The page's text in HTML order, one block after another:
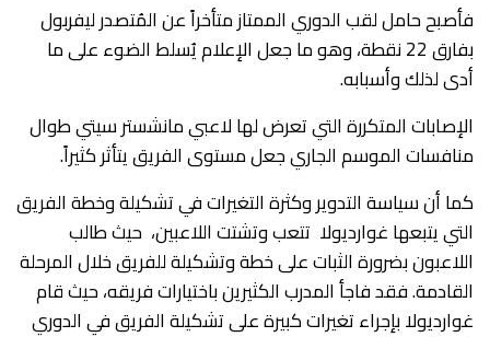
فأصبح حامل لقب الدوري الممتاز متأخراً عن المُتصدر ليفربول
بفارق 22 نقطة، وهو ما جعل الإعلام يُسلط الضوء على ما
أدى لذلك وأسبابه.
الإصابات المتكررة التي تعرض لها لاعبي مانشستر سيتي طوال
منافسات الموسم الجاري جعل مستوى الفريق يتأثر كثيراً.
كما أن سياسة التدوير وكثرة التغيرات في تشكيلة وخطة الفريق
التي يتبعها غوارديولا تتعب وتشتت اللاعبين، حيث طالب
اللاعبون بضرورة الثبات على خطة وتشكيلة للفريق خلال المرحلة
القادمة. فقد فاجأ المدرب الكثيرين باختيارات فريقه، حيث قام
غوارديولا بإجراء تغيرات كبيرة على تشكيلة الفريق في الدوري